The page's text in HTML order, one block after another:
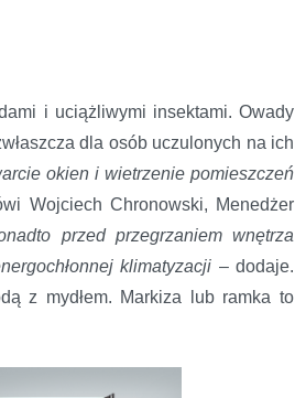
i uciążliwymi insektami. Owady
dla osób uczulonych na ich
okien i wietrzenie pomieszczeń
Wojciech Chronowski, Menedżer
przed przegrzaniem wnętrza
klimatyzacji – dodaje.
z mydłem. Markiza lub ramka to